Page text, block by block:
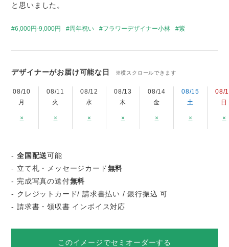
と思いました。
6,000円-9,000円 周年祝い フラワーデザイナー小林 紫
デザイナーがお届け可能な日 ※横スクロールできます
08/10
月
×
08/11
火
×
08/12
水
×
08/13
木
×
08/14
金
×
08/15
土
×
08/
日
×
-全国配送可能
- 立て札・メッセージカード無料
- 完成写真の送付無料
- クレジットカード/ 請求書払い / 銀行振込 可
- 請求書・領収書 インボイス対応
このイメージでセミオーダーする